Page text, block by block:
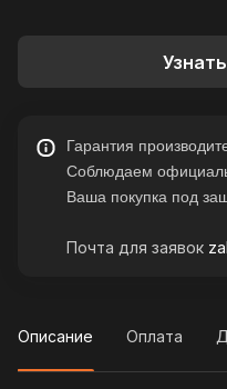
Гарантия
Соблюдаем
Ваша покупка под
Почта для заявок
Описание Оплата